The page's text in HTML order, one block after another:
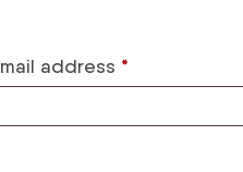
address *